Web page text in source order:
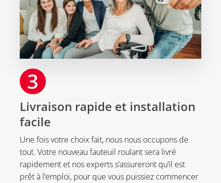
3
Livraison rapide et installation
facile
Une fois votre choix fait, nous nous occupons de
tout. Votre nouveau fauteuil roulant sera livré
rapidement et nos experts s’assureront qu’il est
prêt à l’emploi, pour que vous puissiez commencer